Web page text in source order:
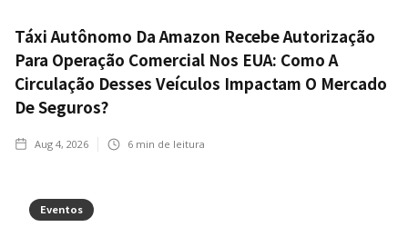
Táxi Autônomo Da Amazon Recebe Autorização
Para Operação Comercial Nos EUA: Como A
Circulação Desses Veículos Impactam O Mercado
De Seguros?
Aug 4, 2026 6 min de leitura
Eventos